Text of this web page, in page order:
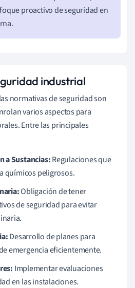
proactivo de seguridad en
industrial
normativas de seguridad son
varios aspectos para
Entre las principales
a Sustancias:Regulaciones que
químicos peligrosos.
Obligación de tener
de seguridad para evitar
Desarrollo de planes para
emergencia eficientemente.
Implementar evaluaciones
en las instalaciones.